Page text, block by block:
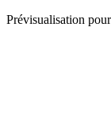
Prévisualisation